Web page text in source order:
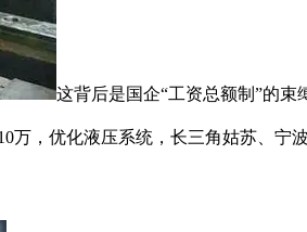
这背后是国企“工资总额制”的
，优化液压系统，长三角姑苏、宁